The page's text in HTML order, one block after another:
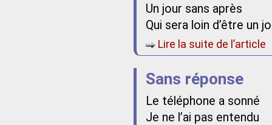
Un jour sans après
Qui sera loin d’être un
Lire la suite de l’article
Sans réponse
Le téléphone a sonné
Je ne l’ai pas entendu